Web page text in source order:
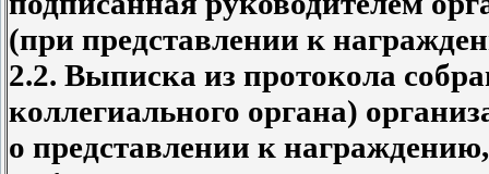
(при представлении к
2.2. Выписка из протокола
коллегиального органа)
о представлении к